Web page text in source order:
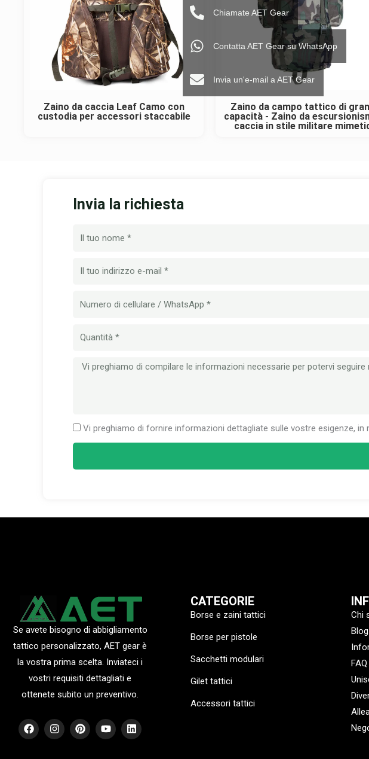
Zaino da caccia Leaf Camo con
custodia per accessori staccabile
Zaino da campo tattico di
capacità - Zaino da
caccia in stile militare
Invia la richiesta
Email
Quantità
Messaggio
Vi preghiamo di fornire informazioni dettagliate sulle vostre esigenze,
Se avete bisogno di abbigliamento
tattico personalizzato, AET gear è
la vostra prima scelta. Inviateci i
vostri requisiti dettagliati e
ottenete subito un preventivo.
F
a
c
I
n
s
P
i
n
Y
o
u
L
i
n
CATEGORIE
Borse e zaini tattici
Borse per pistole
Sacchetti modulari
Gilet tattici
Accessori tattici
Chi
Blog
FAQ
Chiamate AET Gear
Contatta AET Gear su WhatsApp
Invia un'e-mail a AET Gear